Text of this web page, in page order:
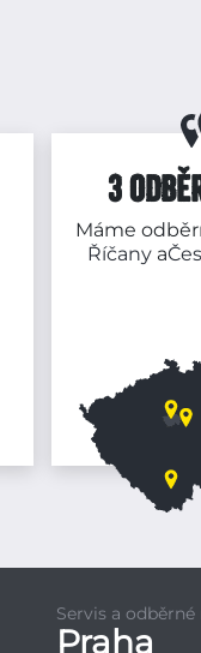
3
Máme
Říčanya
Servis a
Praha